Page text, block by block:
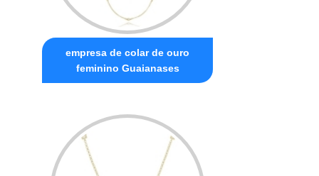
empresa de colar de ouro
feminino Guaianases